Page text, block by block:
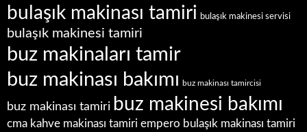
bulaşık makinası tamiri bulaşık makinesi servisi
bulaşık makinesi tamiri
buz makinaları tamir
buz makinası bakımı buz makinası tamircisi
buz makinası tamiri buz makinesi bakımı
cma kahve makinası tamiri empero bulaşık makinası tamiri